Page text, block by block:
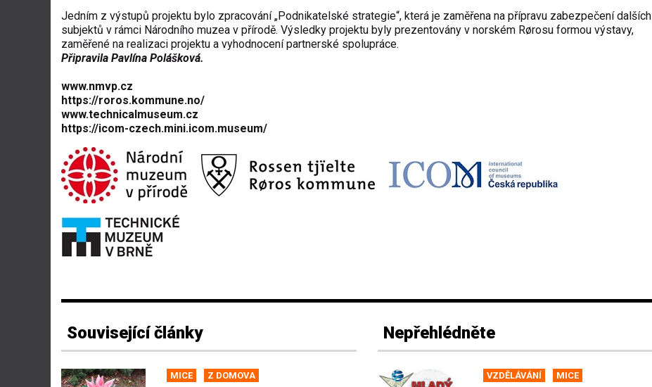
Jedním z výstupů projektu bylo zpracování „Podnikatelské strategie“, která je zaměřena na přípravu zabezpečení dalších
subjektů v rámci Národního muzea v přírodě. Výsledky projektu byly prezentovány v norském Rørosu formou výstavy,
zaměřené na realizaci projektu a vyhodnocení partnerské spolupráce.
Připravila Pavlína Polášková.
www.nmvp.cz
https://roros.kommune.no/
www.technicalmuseum.cz
https://icom-czech.mini.icom.museum/
Související články
MICE Z DOMOVA
Nepřehlédněte
VZDĚLÁVÁNÍ MICE